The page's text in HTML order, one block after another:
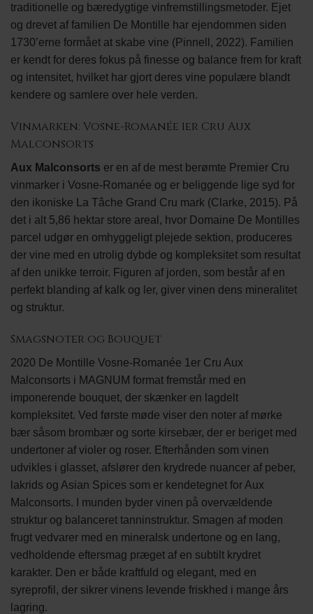
traditionelle og bæredygtige vinfremstillingsmetoder. Ejet
og drevet af familien De Montille har ejendommen siden
1730’erne formået at skabe vine (Pinnell, 2022). Familien
er kendt for deres fokus på finesse og balance frem for kraft
og intensitet, hvilket har gjort deres vine populære blandt
kendere og samlere over hele verden.
Vinmarken: Vosne-Romanée 1er Cru Aux
Malconsorts
Aux Malconsorts er en af de mest berømte Premier Cru
vinmarker i Vosne-Romanée og er beliggende lige syd for
den ikoniske La Tâche Grand Cru mark (Clarke, 2015). På
det i alt 5,86 hektar store areal, hvor Domaine De Montilles
parcel udgør en omhyggeligt plejede sektion, produceres
der vine med en utrolig dybde og kompleksitet som resultat
af den unikke terroir. Figuren af jorden, som består af en
perfekt blanding af kalk og ler, giver vinen dens mineralitet
og struktur.
Smagsnoter og Bouquet
2020 De Montille Vosne-Romanée 1er Cru Aux
Malconsorts i MAGNUM format fremstår med en
imponerende bouquet, der skænker en lagdelt
kompleksitet. Ved første møde viser den noter af mørke
bær såsom brombær og sorte kirsebær, der er beriget med
undertoner af violer og roser. Efterhånden som vinen
udvikles i glasset, afslører den krydrede nuancer af peber,
lakrids og Asian Spices som er kendetegnet for Aux
Malconsorts. I munden byder vinen på overvældende
struktur og balanceret tanninstruktur. Smagen af moden
frugt vedvarer med en mineralsk undertone og en lang,
vedholdende eftersmag præget af en subtilt krydret
karakter. Den er både kraftfuld og elegant, med en
syreprofil, der sikrer vinens levende friskhed i mange års
lagring.